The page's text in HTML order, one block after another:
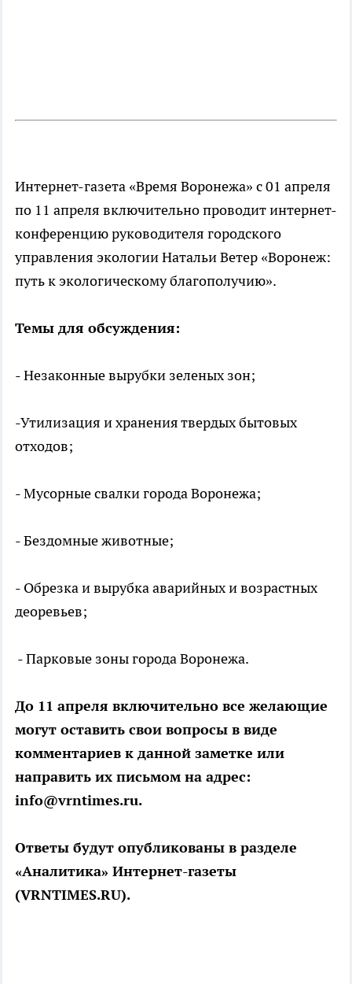
Интернет-газета «Время Воронежа» c 01 апреля
по 11 апреля включительно проводит интернет-
конференцию руководителя городского
управления экологии Натальи Ветер «Воронеж:
путь к экологическому благополучию».
Темы для обсуждения:
- Незаконные вырубки зеленых зон;
-Утилизация и хранения твердых бытовых
отходов;
- Мусорные свалки города Воронежа;
- Бездомные животные;
- Обрезка и вырубка аварийных и возрастных
деоревьев;
- Парковые зоны города Воронежа.
До 11 апреля включительно все желающие
могут оставить свои вопросы в виде
комментариев к данной заметке или
направить их письмом на адрес:
info@vrntimes.ru.
Ответы будут опубликованы в разделе
«Аналитика» Интернет-газеты
(VRNTIMES.RU).